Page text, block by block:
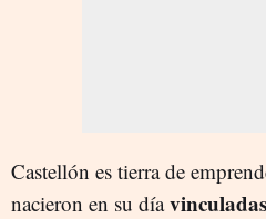
Castellón es tierra de
nacieron en su día